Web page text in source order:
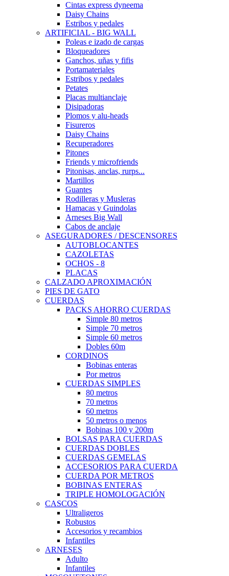
Cintas express dyneema
Daisy Chains
Estribos y pedales
ARTIFICIAL - BIG WALL
Poleas e izado de cargas
Bloqueadores
Ganchos, uñas y fifis
Portamateriales
Estribos y pedales
Petates
Placas multianclaje
Disipadoras
Plomos y alu-heads
Fisureros
Daisy Chains
Recuperadores
Pitones
Friends y microfriends
Pitonisas, anclas, rurps...
Martillos
Guantes
Rodilleras y Musleras
Hamacas y Guindolas
Arneses Big Wall
Cabos de anclaje
ASEGURADORES / DESCENSORES
AUTOBLOCANTES
CAZOLETAS
OCHOS - 8
PLACAS
CALZADO APROXIMACIÓN
PIES DE GATO
CUERDAS
PACKS AHORRO CUERDAS
Simple 80 metros
Simple 70 metros
Simple 60 metros
Dobles 60m
CORDINOS
Bobinas enteras
Por metros
CUERDAS SIMPLES
80 metros
70 metros
60 metros
50 metros o menos
Bobinas 100 y 200m
BOLSAS PARA CUERDAS
CUERDAS DOBLES
CUERDAS GEMELAS
ACCESORIOS PARA CUERDA
CUERDA POR METROS
BOBINAS ENTERAS
TRIPLE HOMOLOGACIÓN
CASCOS
Ultraligeros
Robustos
Accesorios y recambios
Infantiles
ARNESES
Adulto
Infantiles